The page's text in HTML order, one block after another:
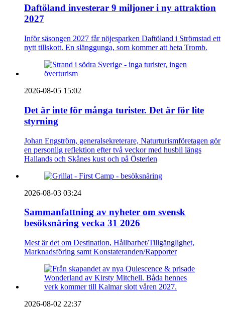
Daftöland investerar 9 miljoner i ny attraktion
2027
Inför säsongen 2027 får nöjesparken Daftöland i Strömstad ett
nytt tillskott. En slänggunga, som kommer att heta Tromb.
2026-08-05 15:02
Det är inte för många turister. Det är för lite
styrning
Johan Engström, generalsekreterare, Naturturismföretagen gör
en personlig reflektion efter två veckor med husbil längs
Hallands och Skånes kust och på Österlen
2026-08-03 03:24
Sammanfattning av nyheter om svensk
besöksnäring vecka 31 2026
Mest är det om Destination, Hållbarhet/Tillgänglighet,
Marknadsföring samt Konstateranden/Rapporter
2026-08-02 22:37